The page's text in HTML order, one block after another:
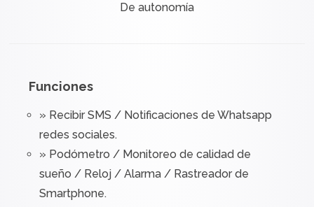
De autonomía
Funciones
» Recibir SMS / Notificaciones de Whatsapp
redes sociales.
» Podómetro / Monitoreo de calidad de
sueño / Reloj / Alarma / Rastreador de
Smartphone.